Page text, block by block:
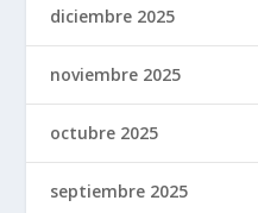
diciembre 2025
noviembre 2025
octubre 2025
septiembre 2025